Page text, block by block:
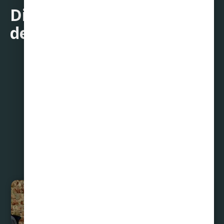
Disfruta sin deudas y haz
de estos días algo especial